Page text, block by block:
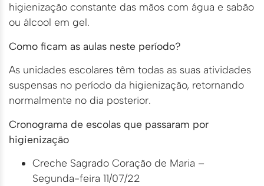
higienização constante das mãos com água e sabão
ou álcool em gel.
Como ficam as aulas neste período?
As unidades escolares têm todas as suas atividades
suspensas no período da higienização, retornando
normalmente no dia posterior.
Cronograma de escolas que passaram por
higienização
Creche Sagrado Coração de Maria –
Segunda-feira 11/07/22